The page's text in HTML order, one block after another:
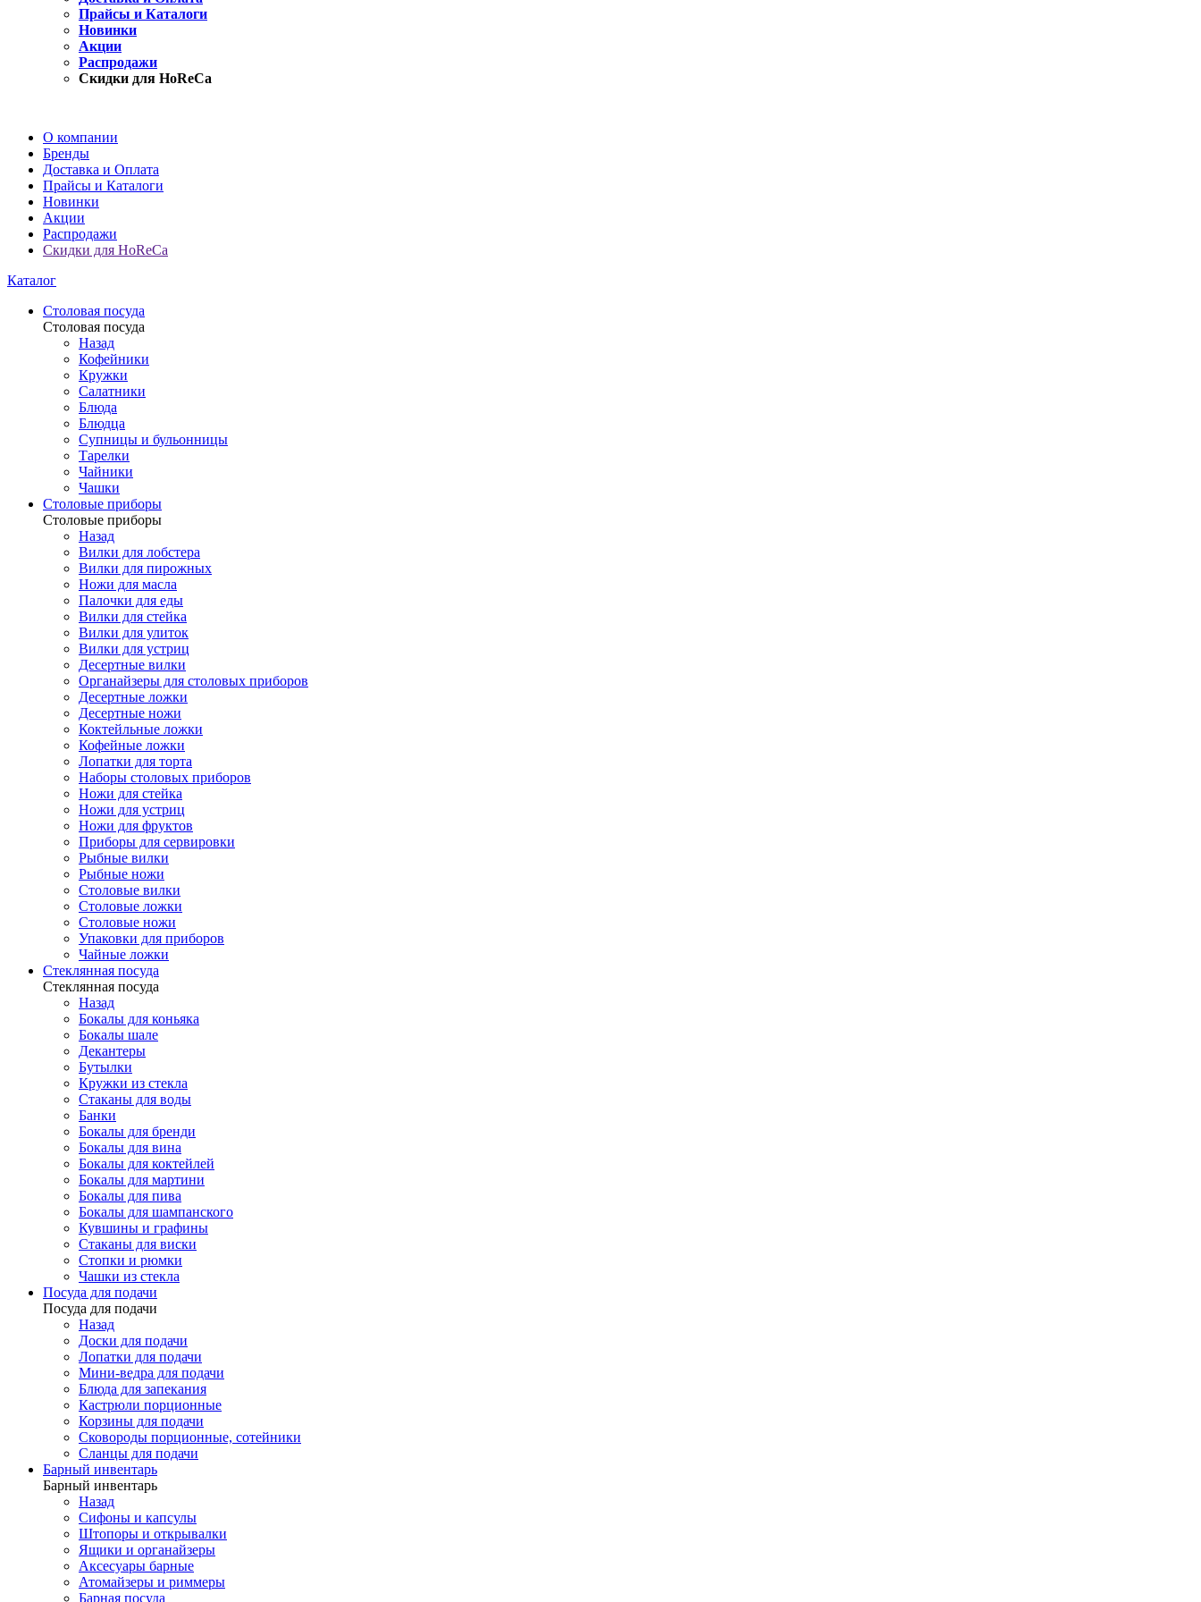
Прайсы и Каталоги
Новинки
Акции
Распродажи
Скидки для HoReCa
О компании
Бренды
Доставка и Оплата
Прайсы и Каталоги
Новинки
Акции
Распродажи
Скидки для HoReCa
Каталог
Столовая посуда
Столовая посуда
Назад
Кофейники
Кружки
Салатники
Блюда
Блюдца
Супницы и бульонницы
Тарелки
Чайники
Чашки
Cтоловые приборы
Cтоловые приборы
Назад
Вилки для лобстера
Вилки для пирожных
Ножи для масла
Палочки для еды
Вилки для стейка
Вилки для улиток
Вилки для устриц
Десертные вилки
Органайзеры для столовых приборов
Десертные ложки
Десертные ножи
Коктейльные ложки
Кофейные ложки
Лопатки для торта
Наборы столовых приборов
Ножи для стейка
Ножи для устриц
Ножи для фруктов
Приборы для сервировки
Рыбные вилки
Рыбные ножи
Столовые вилки
Столовые ложки
Столовые ножи
Упаковки для приборов
Чайные ложки
Стеклянная посуда
Стеклянная посуда
Назад
Бокалы для коньяка
Бокалы шале
Декантеры
Бутылки
Кружки из стекла
Стаканы для воды
Банки
Бокалы для бренди
Бокалы для вина
Бокалы для коктейлей
Бокалы для мартини
Бокалы для пива
Бокалы для шампанского
Кувшины и графины
Стаканы для виски
Стопки и рюмки
Чашки из стекла
Посуда для подачи
Посуда для подачи
Назад
Доски для подачи
Лопатки для подачи
Мини-ведра для подачи
Блюда для запекания
Кастрюли порционные
Корзины для подачи
Сковороды порционные, сотейники
Сланцы для подачи
Барный инвентарь
Барный инвентарь
Назад
Сифоны и капсулы
Штопоры и открывалки
Ящики и органайзеры
Аксесуары барные
Атомайзеры и риммеры
Барная посуда